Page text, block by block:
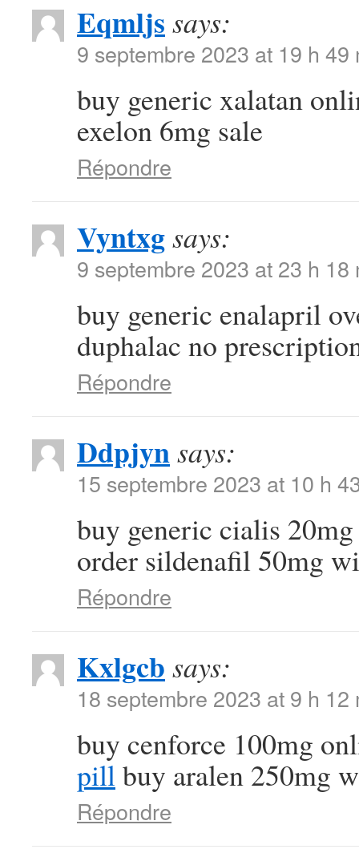
Eqmljs says:
9 septembre 2023 at 19 h 49
buy generic xalatan
exelon 6mg sale
Répondre
Vyntxgsays:
9 septembre 2023 at 23 h 18
buy generic enalapril
duphalac no
Répondre
Ddpjynsays:
15 septembre 2023 at 10 h
buy generic cialis
order sildenafil 50mg
Répondre
Kxlgcb says:
18 septembre 2023 at 9 h 12
buy cenforce 100mg
pillbuy aralen 250mg
Répondre